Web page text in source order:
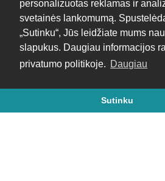
personalizuotas reklamas ir
svetainės lankomumą.
„Sutinku“, Jūs leidžiate mums
slapukus. Daugiau informacijos
privatumo politikoje. Daugiau
Sutinku
Rašyti atsakymą...